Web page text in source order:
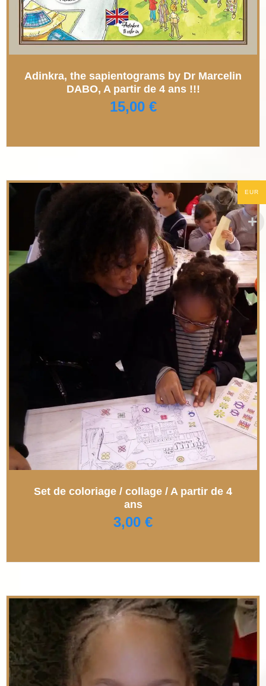
Adinkra, the sapientograms by Dr Marcelin
DABO, A partir de 4 ans !!!
15,00 €
Set de coloriage / collage / A partir de 4
ans
3,00 €
EUR